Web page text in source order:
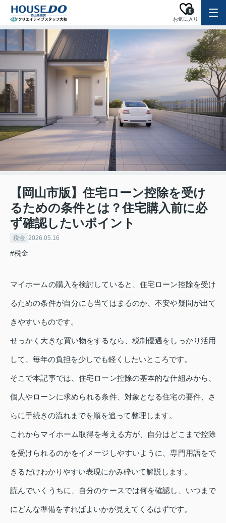
お気に入り
0
【岡山市版】住宅ローン控除を受け
るための条件とは？住宅購入前に必
ず確認したいポイント
税金 2026.05.16
#税金
マイホームの購入を検討していると、住宅ローン控除を受け
るための条件が自分にも当てはまるのか、不安や疑問が出て
きやすいものです。
せっかく大きな買い物をするなら、税制優遇をしっかり活用
して、毎年の負担を少しでも軽くしたいところです。
そこで本記事では、住宅ローン控除の基本的な仕組みから、
個人やローンに求められる条件、対象となる住宅の要件、さ
らに手続きの流れまでを順を追って整理します。
これからマイホーム取得を考える方が、自分はどこまで控除
を受けられるのかをイメージしやすいように、専門用語をで
きるだけわかりやすい表現にかみ砕いて解説します。
読んでいくうちに、自分のケースでは何を確認し、いつまで
にどんな準備をすればよいかが見えてくるはずです。